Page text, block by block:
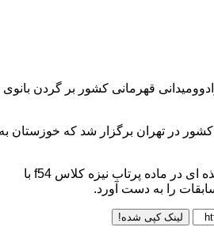
قهرمانی کشور بر گردن بانوی
برگزار شد که خوزستان به
الهام صالحی ورزشکار ایذه ای در ماده پرتاب نیزه کلاس f54 با
به دست آورد.
کپی شده!